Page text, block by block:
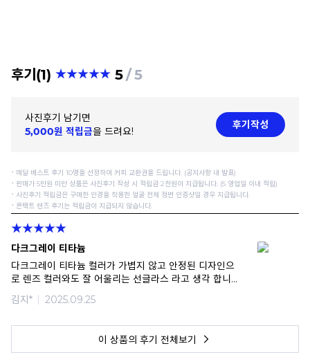
후기(1) 5 5
사진후기 남기면
5,000원 적립금을 드려요!
후기작성
⠂매달 베스트 후기 10명을 선정하여 커피 교환권을 드립니다. (공지사항 내 발표)
⠂판매가 5만원 미만 상품은 사진후기 작성 시 적립금 2천원이 지급됩니다. (5 영업일 이내 적립)
⠂사진후기 적립금은 구매한 안경을 착용한 얼굴 전체 정면 인증샷일 경우 지급됩니다.
⠂콘택트 렌즈 후기는 적립금이 지급되지 않습니다.
다크그레이 티타늄
다크그레이 티타늄 컬러가 가볍지 않고 안정된 디자인으
로 렌즈 컬러와도 잘 어울리는 선글라스 라고 생각 합니다
잘 사용하겠습니다
김지* 2025.09.25
이 상품의 후기 전체보기